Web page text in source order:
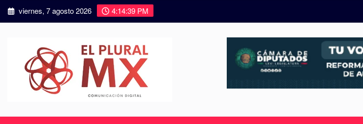
viernes, 7 agosto 2026 4:14:40 PM